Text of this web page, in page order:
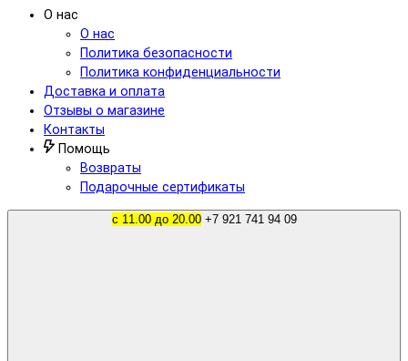
О нас
О нас
Политика безопасности
Политика конфиденциальности
Доставка и оплата
Отзывы о магазине
Контакты
Помощь
Возвраты
Подарочные сертификаты
с 11.00 до 20.00 +7 921 741 94 09